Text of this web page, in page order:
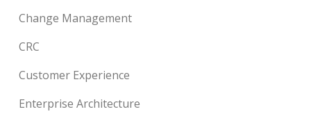
Change Management
CRC
Customer Experience
Enterprise Architecture